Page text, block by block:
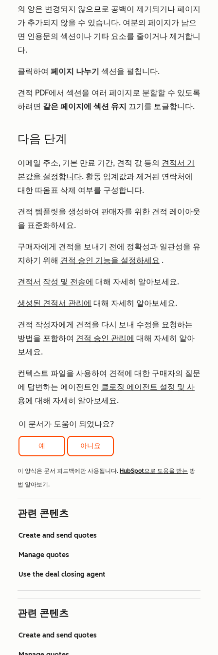
의 양은 변경되지 않으므로 공백이 제거되거나 페이지
가 추가되지 않을 수 있습니다. 여분의 페이지가 남으
면 인용문의 섹션이나 기타 요소를 줄이거나 제거합니
다.
클릭하여 페이지 나누기 섹션을 펼칩니다.
견적 PDF에서 섹션을 여러 페이지로 분할할 수 있도록
하려면 같은 페이지에 섹션 유지 끄기를 토글합니다.
다음 단계
이메일 주소, 기본 만료 기간, 견적 값 등의 견적서 기
본값을 설정합니다. 활동 임계값과 제거된 연락처에
대한 따옴표 삭제 여부를 구성합니다.
견적 템플릿을 생성하여 판매자를 위한 견적 레이아웃
을 표준화하세요.
구매자에게 견적을 보내기 전에 정확성과 일관성을 유
지하기 위해 견적 승인 기능을 설정하세요 .
견적서 작성 및 전송에 대해 자세히 알아보세요.
생성된 견적서 관리에 대해 자세히 알아보세요.
견적 작성자에게 견적을 다시 보내 수정을 요청하는
방법을 포함하여 견적 승인 관리에 대해 자세히 알아
보세요.
컨텍스트 파일을 사용하여 견적에 대한 구매자의 질문
에 답변하는 에이전트인 클로징 에이전트 설정 및 사
용에 대해 자세히 알아보세요.
이 문서가 도움이 되었나요?
예 아니요
이 양식은 문서 피드백에만 사용됩니다. HubSpot으로 도움을 받는 방
법 알아보기.
관련 콘텐츠
Create and send quotes
Manage quotes
Use the deal closing agent
관련 콘텐츠
Create and send quotes